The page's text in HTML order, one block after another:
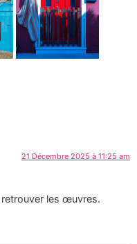
21 Décembre 2025 à 11:25 am
retrouver les œuvres.